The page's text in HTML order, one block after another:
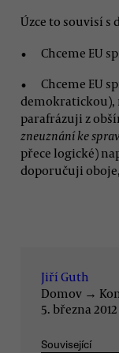
Úzce to souvisí
Chceme EU
Chceme EU
demokratickou),
parafrázuji z
zneuznání ke
přece logické)
doporučuji
Jiří Guth
Domov →
5. března
Související